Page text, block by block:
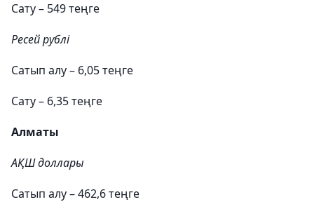
Сату – 549 теңге
Ресей рублі
Сатып алу – 6,05 теңге
Сату – 6,35 теңге
Алматы
АҚШ доллары
Сатып алу – 462,6 теңге